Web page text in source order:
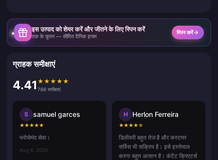
इस उत्पाद को शेयर करें और जीतने के लिए स्पिन करें
तक के कूपन — सीमित दैनिक इनाम
स्पिन करें
ग्राहक समीक्षाएं
4.41 ★ ★ ★ ★ ★
766 समीक्षाएं
S samuel garces
★★★★★
भरोसेमंद सेवा।
Aug 6, 2026
H Herlon Ferreira
★★★★☆
डिलीवरी बहुत तेज है और कस्टमर
सर्विस भी सक्रिय है। इसे इस्तेमाल
करना बहुत आसान है। कंटेंट क्रिएटर्स